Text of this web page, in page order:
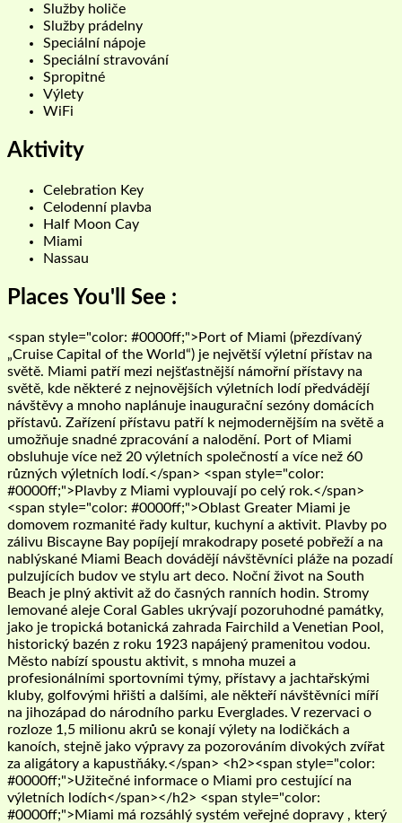
Služby holiče
Služby prádelny
Speciální nápoje
Speciální stravování
Spropitné
Výlety
WiFi
Aktivity
Celebration Key
Celodenní plavba
Half Moon Cay
Miami
Nassau
Places You'll See :
<span style="color: #0000ff;">Port of Miami (přezdívaný
„Cruise Capital of the World“) je největší výletní přístav na
světě. Miami patří mezi nejšťastnější námořní přístavy na
světě, kde některé z nejnovějších výletních lodí předvádějí
návštěvy a mnoho naplánuje inaugurační sezóny domácích
přístavů. Zařízení přístavu patří k nejmodernějším na světě a
umožňuje snadné zpracování a nalodění. Port of Miami
obsluhuje více než 20 výletních společností a více než 60
různých výletních lodí.</span> <span style="color:
#0000ff;">Plavby z Miami vyplouvají po celý rok.</span>
<span style="color: #0000ff;">Oblast Greater Miami je
domovem rozmanité řady kultur, kuchyní a aktivit. Plavby po
zálivu Biscayne Bay popíjejí mrakodrapy poseté pobřeží a na
nablýskané Miami Beach dovádějí návštěvníci pláže na pozadí
pulzujících budov ve stylu art deco. Noční život na South
Beach je plný aktivit až do časných ranních hodin. Stromy
lemované aleje Coral Gables ukrývají pozoruhodné památky,
jako je tropická botanická zahrada Fairchild a Venetian Pool,
historický bazén z roku 1923 napájený pramenitou vodou.
Město nabízí spoustu aktivit, s mnoha muzei a
profesionálními sportovními týmy, přístavy a jachtařskými
kluby, golfovými hřišti a dalšími, ale někteří návštěvníci míří
na jihozápad do národního parku Everglades. V rezervaci o
rozloze 1,5 milionu akrů se konají výlety na lodičkách a
kanoích, stejně jako výpravy za pozorováním divokých zvířat
za aligátory a kapustňáky.</span> <h2><span style="color:
#0000ff;">Užitečné informace o Miami pro cestující na
výletních lodích</span></h2> <span style="color:
#0000ff;">Miami má rozsáhlý systém veřejné dopravy , který